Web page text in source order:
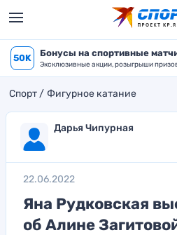
50K Бонусы на спортивные
Эксклюзивные акции, розыгрыши
Спорт Фигурное катание
Дарья Чипурная
22.06.2022
Яна Рудковская
об Алине